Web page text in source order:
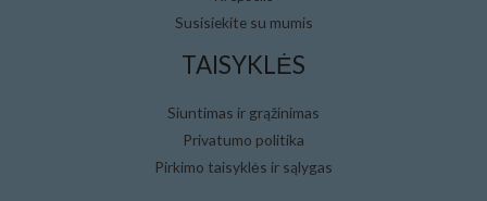
Susisiekite su mumis
TAISYKLĖS
Siuntimas ir grąžinimas
Privatumo politika
Pirkimo taisyklės ir sąlygas